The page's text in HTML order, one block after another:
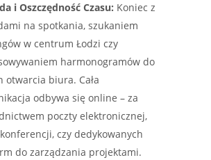
i Oszczędność Czasu: Koniec z
na spotkania, szukaniem
w centrum Łodzi czy
harmonogramów do
otwarcia biura. Cała
odbywa się online – za
poczty elektronicznej,
czy dedykowanych
do zarządzania projektami.